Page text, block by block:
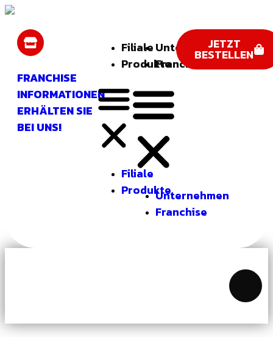
FRANCHISE
INFORMATIONEN
ERHÄLTEN SIE
BEI UNS!
Filiale
Produkte
Filiale
Produkte
Unternehmen
Franchise
Unternehmen
Franchise
JETZT
BESTELLEN